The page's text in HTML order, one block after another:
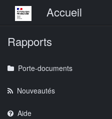
Menu principalAccueil
Rapports
Porte-documents
Nouveautés
Aide